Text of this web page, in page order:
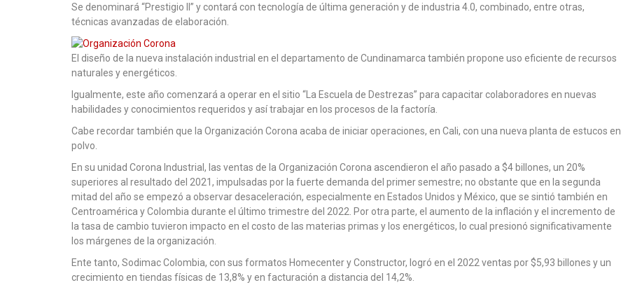
Se denominará “Prestigio II” y contará con tecnología de última generación y de industria 4.0, combinado, entre otras,
técnicas avanzadas de elaboración.
El diseño de la nueva instalación industrial en el departamento de Cundinamarca también propone uso eficiente de recursos
naturales y energéticos.
Igualmente, este año co­menzará a operar en el sitio “La Escuela de Destrezas” para capacitar colaboradores en nuevas
habilidades y conocimientos requeridos y así trabajar en los procesos de la factoría.
Cabe recordar también que la Organización Corona acaba de iniciar operaciones, en Cali, con una nueva planta de estucos en
polvo.
En su unidad Corona Industrial, las ventas de la Organización Corona ascendieron el año pasado a $4 billones, un 20%
superiores al resultado del 2021, impulsadas por la fuerte demanda del primer semestre; no obstante que en la segunda
mitad del año se empezó a observar desaceleración, especialmente en Estados Unidos y México, que se sintió también en
Centroamérica y Colombia durante el último trimestre del 2022. Por otra parte, el aumento de la inflación y el incremento de
la tasa de cambio tuvie­ron impacto en el costo de las materias primas y los energéticos, lo cual presionó significativamente
los márgenes de la organización.
Ente tanto, Sodimac Colombia, con sus formatos Homecenter y Constructor, logró en el 2022 ventas por $5,93 billones y un
crecimien­to en tiendas físicas de 13,8% y en facturación a distancia del 14,2%.